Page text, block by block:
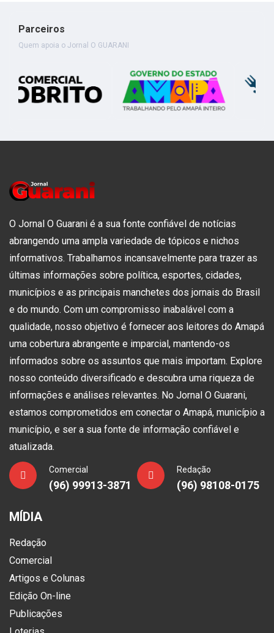
Parceiros
Quem apoia o Jornal O GUARANI
O Jornal O Guarani é a sua fonte confiável de notícias
abrangendo uma ampla variedade de tópicos e nichos
informativos. Trabalhamos incansavelmente para trazer as
últimas informações sobre política, esportes, cidades,
municípios e as principais manchetes dos jornais do Brasil
e do mundo. Com um compromisso inabalável com a
qualidade, nosso objetivo é fornecer aos leitores do Amapá
uma cobertura abrangente e imparcial, mantendo-os
informados sobre os assuntos que mais importam. Explore
nosso conteúdo diversificado e descubra uma riqueza de
informações e análises relevantes. No Jornal O Guarani,
estamos comprometidos em conectar o Amapá, município a
município, e ser a sua fonte de informação confiável e
atualizada.
Comercial
(96) 99913-3871
Redação
(96) 98108-0175
MÍDIA
Redação
Comercial
Artigos e Colunas
Edição On-line
Publicações